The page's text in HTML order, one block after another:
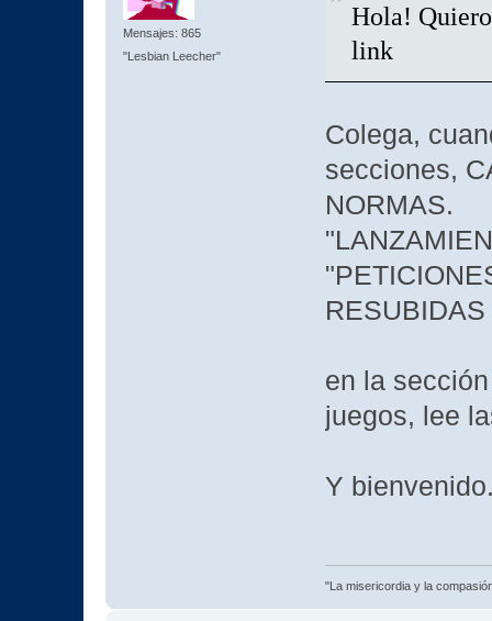
Mensajes: 865
"Lesbian Leecher"
Hola!
link
Colega,
secciones,
NORMAS.
en la
juegos, lee
Y
"La misericordia y la